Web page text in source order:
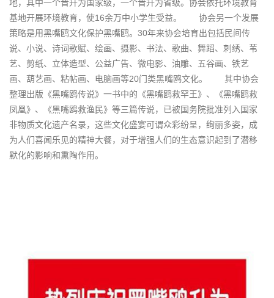
地，其中一个晋升为国家级，一个晋升为省级。协会依托环境教育
基地开展环境教育，使16余万中小学生受益。 协会另一个发展
策略是用黑嘴鸥文化保护黑嘴鸥。30年来协会培育出包括民间传
说、小说、诗词歌赋、绘画、摄影、书法、歌曲、舞蹈、刺绣、苇
艺、剪纸、立体造型、公益广告、微电影、油雕、五谷画、铁艺
画、葫艺画、粘帖画、电脑画等20门类黑嘴鸥文化。 其中协会
整理出版《黑嘴鸥传说》一书中的《黑嘴鸥救罕王》、《黑嘴鸥救
凤凰》、《黑嘴鸥救渔民》等三篇传说，已被国务院批准列入国家
非物质文化遗产名录，这些文化盛宴可谓众彩纷呈，绚丽多姿，成
为人们喜闻乐见的精神大餐，对于增强人们的生态意识起到了潜移
默化的影响和熏陶作用。